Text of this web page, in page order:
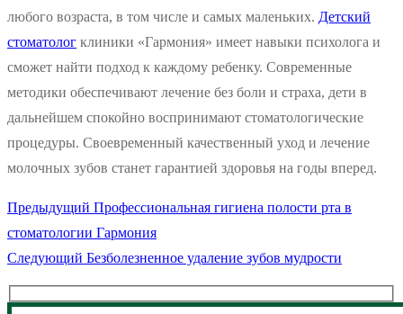
любого возраста, в том числе и самых маленьких. Детский
стоматолог клиники «Гармония» имеет навыки психолога и
сможет найти подход к каждому ребенку. Современные
методики обеспечивают лечение без боли и страха, дети в
дальнейшем спокойно воспринимают стоматологические
процедуры. Своевременный качественный уход и лечение
молочных зубов станет гарантией здоровья на годы вперед.
Навигация
по
записям
Предыдущий Предыдущая
запись:
Профессиональная гигиена полости рта в
стоматологии Гармония
Следующий Следующая
запись:
Безболезненное удаление зубов мудрости